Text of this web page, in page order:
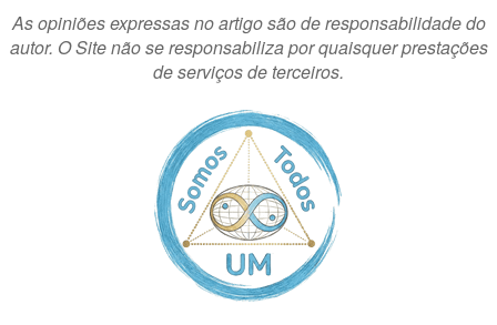
As opiniões expressas no artigo são de responsabilidade do
autor. O Site não se responsabiliza por quaisquer prestações
de serviços de terceiros.